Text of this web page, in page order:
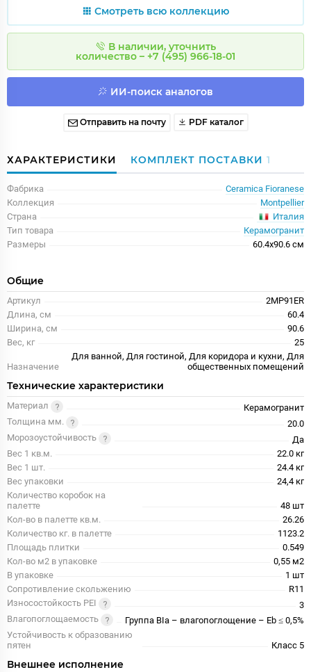
Смотреть всю коллекцию
В наличии, уточнить
количество – +7 (495) 966-18-01
ИИ-поиск аналогов
Отправить на почту PDF каталог
ХАРАКТЕРИСТИКИ КОМПЛЕКТ ПОСТАВКИ 1
Фабрика
Ceramica Fioranese
Коллекция
Montpellier
Страна
Италия
Тип товара
Керамогранит
Размеры
60.4x90.6 см
Общие
Артикул
2MP91ER
Длина, см
60.4
Ширина, см
90.6
Вес, кг
25
Назначение
Для ванной, Для гостиной, Для коридора и кухни, Для
общественных помещений
Технические характеристики
Материал
Керамогранит
Толщина мм.
20.0
Морозоустойчивость
Да
Вес 1 кв.м.
22.0 кг
Вес 1 шт.
24.4 кг
Вес упаковки
24,4 кг
Количество коробок на
палетте
48 шт
Кол-во в палетте кв.м.
26.26
Количество кг. в палетте
1123.2
Площадь плитки
0.549
Кол-во м2 в упаковке
0,55 м2
В упаковке
1 шт
Сопротивление скольжению
R11
Износостойкость PEI
3
Влагопоглощаемость
Группа BIa – влагопоглощение – Eb ≤ 0,5%
Устойчивость к образованию
пятен
Класс 5
Внешнее исполнение